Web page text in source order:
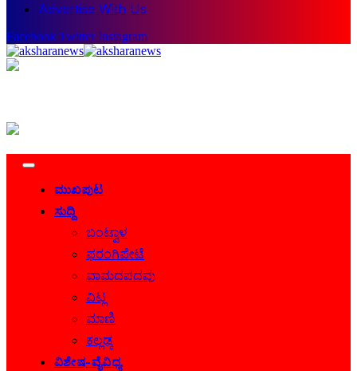
Advertise With Us
Facebook Twitter Instagram
ಮುಖಪುಟ
ಸುದ್ದಿ
ಬಂಟ್ವಾಳ
ಫರಂಗಿಪೇಟೆ
ವಾಮದಪದವು
ವಿಟ್ಲ
ಮಾಣಿ
ಕಲ್ಲಡ್ಕ
ವಿಶೇಷ-ವೈವಿಧ್ಯ